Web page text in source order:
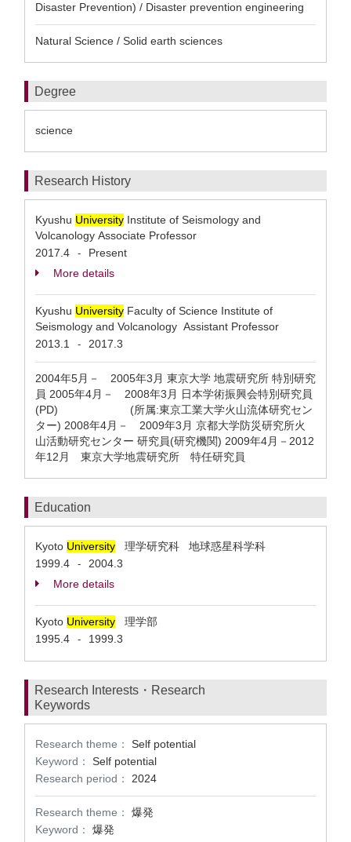
Disaster Prevention) / Disaster prevention engineering
Natural Science / Solid earth sciences
Degree
science
Research History
Kyushu University Institute of Seismology and
Volcanology Associate Professor
2017.4
-
Present
More details
Kyushu University Faculty of Science Institute of
Seismology and Volcanology Assistant Professor
2013.1
- 2017.3
2004年5月－ 2005年3月 東京大学 地震研究所 特別研究
員 2005年4月－ 2008年3月 日本学術振興会特別研究員
(PD) (所属:東京工業大学火山流体研究セン
ター) 2008年4月－ 2009年3月 京都大学防災研究所火
山活動研究センター 研究員(研究機関) 2009年4月－2012
年12月 東京大学地震研究所 特任研究員
Education
Kyoto University 理学研究科 地球惑星科学科
1999.4
-
2004.3
More details
Kyoto University 理学部
1995.4
- 1999.3
Research Interests・Research
Keywords
Research theme：
Self potential
Keyword：
Self potential
Research period：
2024
Research theme：
爆発
Keyword：
爆発